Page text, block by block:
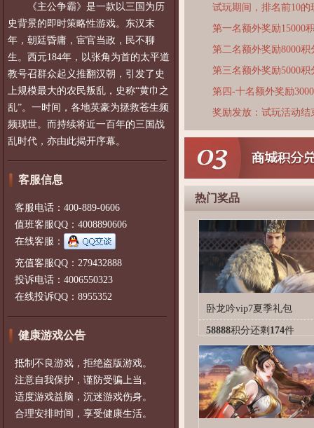
《主公争霸》是一款以三国为历
史背景的即时策略性游戏。东汉末
年，朝廷昏庸，宦官当政，民不聊
生。西元184年，以张角为首的太平道
教号召群众起义推翻汉朝，引发了史
上规模最大的农民叛乱，史称“黄巾之
乱”。一时间，各地英豪为拯救苍生频
频现世。而持续将近一百年的三国战
乱时代，亦由此揭开序幕。
客服信息
客服电话：400-889-0606
值班客服QQ：4008890606
在线客服：
充值客服QQ：279432888
投诉电话：4006550323
在线投诉QQ：8955352
健康游戏公告
抵制不良游戏，拒绝盗版游戏。
注意自我保护，谨防受骗上当。
适度游戏益脑，沉迷游戏伤身。
合理安排时间，享受健康生活。
试玩期间，排名前10
第一名额外奖励15000
第二名额外奖励8000积
第三名额外奖励5000积
第四-十名额外奖励
奖励发放：试玩活动
热门奖品
卧龙吟vip7夏季礼包
58888积分还剩 174件